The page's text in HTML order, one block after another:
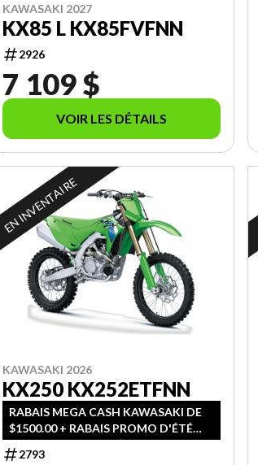
KAWASAKI 2027
KX85 L KX85FVFNN
2926
7 109 $
VOIR LES DÉTAILS
EN INVENTAIRE
KAWASAKI 2026
KX250 KX252ETFNN
RABAIS MEGA CASH KAWASAKI DE
$1500.00 + RABAIS PROMO D'ÉTÉ
MORIN SPORTS DE $500.00
2793